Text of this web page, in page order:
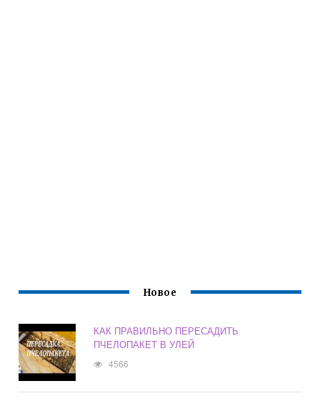
Новое
КАК ПРАВИЛЬНО ПЕРЕСАДИТЬ
ПЧЕЛОПАКЕТ В УЛЕЙ
4566